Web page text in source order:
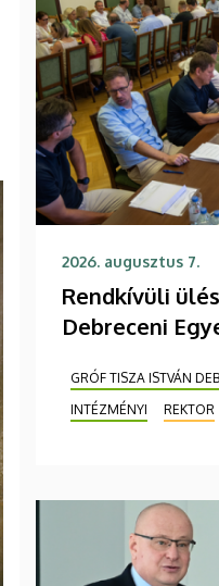
2026. augusztus 7.
Rendkívüli
Debreceni
GRÓF TISZA ISTVÁN
INTÉZMÉNYI
REKTOR